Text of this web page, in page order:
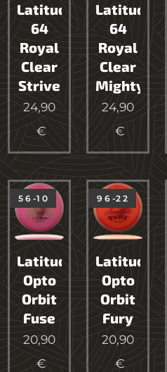
Latitude
64
Royal
Clear
Strive
24,90
€
Latitude
64
Royal
Clear
Mighty
24,90
€
Latitude64
Opto
Orbit
Fuse
5 6 -1 0
20,90
€
Latitude64
Opto
Orbit
Fury
9 6 -2 2
20,90
€